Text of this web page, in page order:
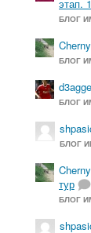
этап.
БЛОГ
БЛОГ
БЛОГ
БЛОГ
тур
БЛОГ